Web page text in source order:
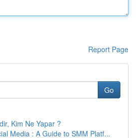
Report Page
Go
Kim Ne Yapar ?
Media : A Guide to SMM Platf...